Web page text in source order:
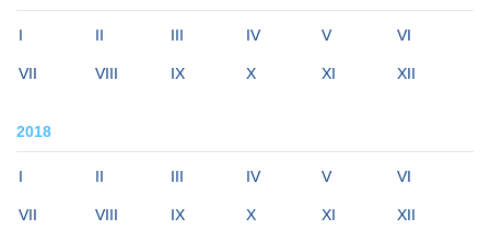
I II III IV V VI
VII VIII IX X XI XII
2018
I II III IV V VI
VII VIII IX X XI XII